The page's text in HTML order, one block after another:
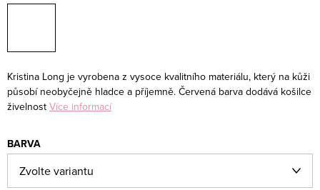
Kristina Long je vyrobena z vysoce kvalitního materiálu, který na kůži
působí neobyčejně hladce a příjemně. Červená barva dodává košilce
živelnost Více informací
BARVA